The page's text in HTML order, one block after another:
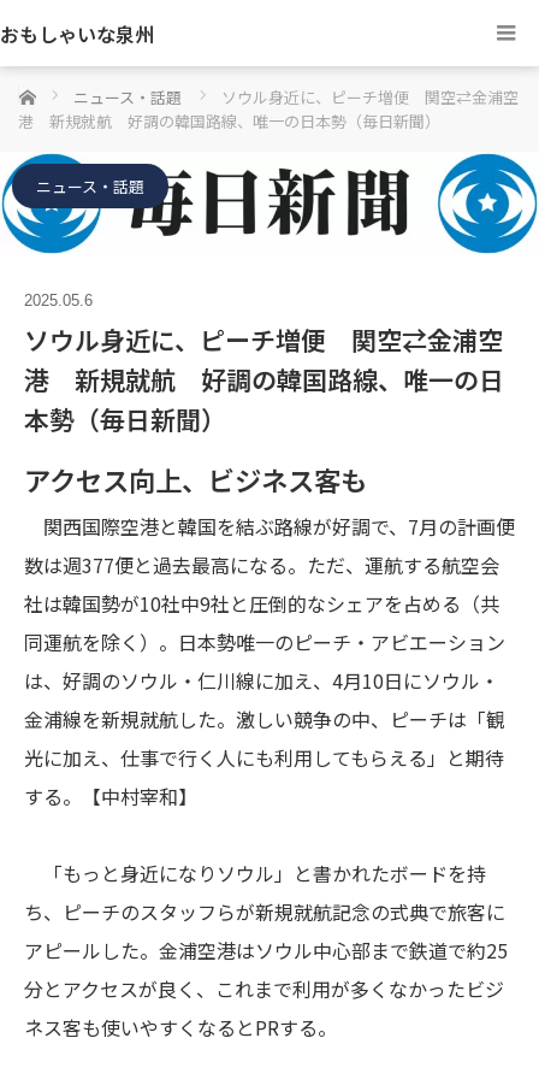
おもしゃいな泉州
ホーム ニュース・話題
ソウル身近に、ピーチ増便 関空⇄金浦空
港 新規就航 好調の韓国路線、唯一の日本勢（毎日新聞）
ニュース・話題
2025.05.6
ソウル身近に、ピーチ増便 関空⇄金浦空
港 新規就航 好調の韓国路線、唯一の日
本勢（毎日新聞）
アクセス向上、ビジネス客も
関西国際空港と韓国を結ぶ路線が好調で、7月の計画便
数は週377便と過去最高になる。ただ、運航する航空会
社は韓国勢が10社中9社と圧倒的なシェアを占める（共
同運航を除く）。日本勢唯一のピーチ・アビエーション
は、好調のソウル・仁川線に加え、4月10日にソウル・
金浦線を新規就航した。激しい競争の中、ピーチは「観
光に加え、仕事で行く人にも利用してもらえる」と期待
する。【中村宰和】
「もっと身近になりソウル」と書かれたボードを持
ち、ピーチのスタッフらが新規就航記念の式典で旅客に
アピールした。金浦空港はソウル中心部まで鉄道で約25
分とアクセスが良く、これまで利用が多くなかったビジ
ネス客も使いやすくなるとPRする。